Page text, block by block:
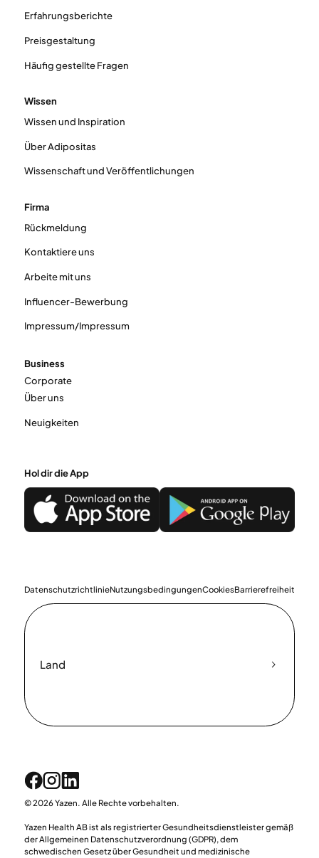
Erfahrungsberichte
Preisgestaltung
Häufig gestellte Fragen
Wissen
Wissen und Inspiration
Über Adipositas
Wissenschaft und Veröffentlichungen
Firma
Rückmeldung
Kontaktiere uns
Arbeite mit uns
Influencer-Bewerbung
Impressum/Impressum
Business
Corporate
Über uns
Neuigkeiten
Hol dir die App
DatenschutzrichtlinieNutzungsbedingungenCookiesBarrierefreiheit
Land
© 2026 Yazen. Alle Rechte vorbehalten.
Yazen Health AB ist als registrierter Gesundheitsdienstleister gemäß
der Allgemeinen Datenschutzverordnung (GDPR), dem
schwedischen Gesetz über Gesundheit und medizinische